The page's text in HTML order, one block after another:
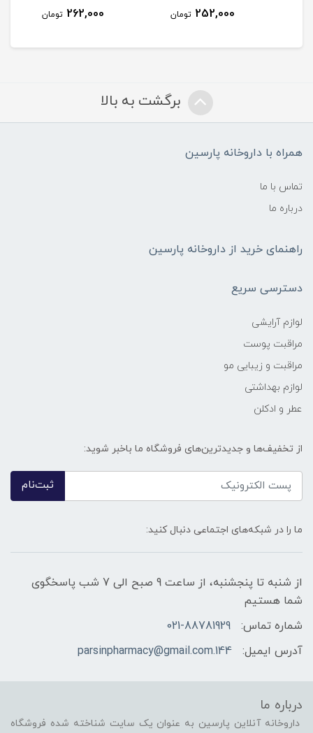
262,000
295,000
برگشت به بالا
همراه با داروخانه پارسین
تماس با ما
درباره ما
راهنمای خرید از داروخانه پارسین
دسترسی سریع
لوازم آرایشی
مراقبت پوست
مراقبت و زیبایی مو
لوازم بهداشتی
عطر و ادکلن
از تخفیف‌ها و جدیدترین‌های فروشگاه ما باخبر شوید:
ثبت‌نام
ما را در شبکه‌های اجتماعی دنبال کنید:
از شنبه تا پنجشنبه، از ساعت 9 صبح الی 7 شب پاسخگوی
شما هستیم
شماره تماس:
021-88781929
آدرس ایمیل:
144.parsinpharmacy@gmail.com
درباره ما
داروخانه آنلاین پارسین به عنوان یک سایت شناخته شده فروشگاه